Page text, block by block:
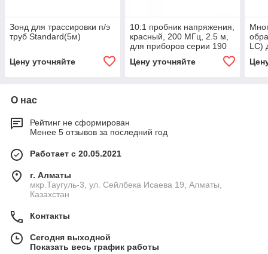
Зонд для трассировки п/э
труб Standard(5м)
Цену уточняйте
10:1 пробник напряжения,
красный, 200 МГц, 2.5 м,
для приборов серии 190
Цену уточняйте
LC)
LC
О нас
Рейтинг не сформирован
Менее 5 отзывов за последний год
Работает с 20.05.2021
г. Алматы
мкр.Таугуль-3, ул. Сейлбека Исаева 19, Алматы,
Казахстан
Контакты
Сегодня выходной
Показать весь график работы